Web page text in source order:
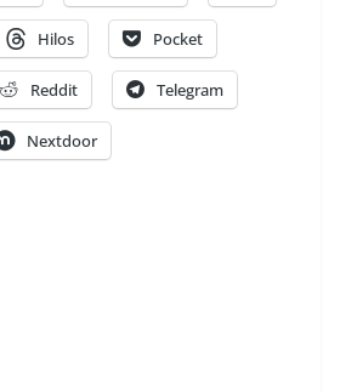
Hilos Pocket
Reddit Telegram
Nextdoor